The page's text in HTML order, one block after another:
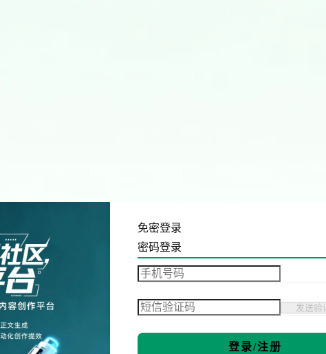
免密登录
密码登录
发送验
登录/注册